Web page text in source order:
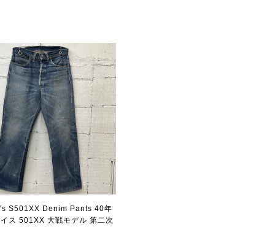
S501XX Denim Pants 40年
ス 501XX 大戦モデル 第二次